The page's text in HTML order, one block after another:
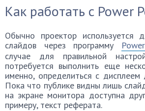
Как работать с Power
Обычно проектор используется
слайдов через программу
случае для правильной
потребуется выполнить еще
именно, определиться с
Пока что публике видны лишь
на экране монитора доступна
примеру, текст реферата.